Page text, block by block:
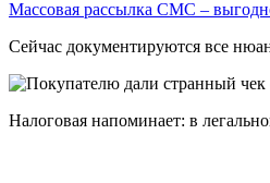
Массовая рассылка СМС –
Сейчас документируются все
Налоговая напоминает: в